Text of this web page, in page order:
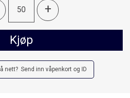
+
Kjøp
nett? Send inn våpenkort og ID